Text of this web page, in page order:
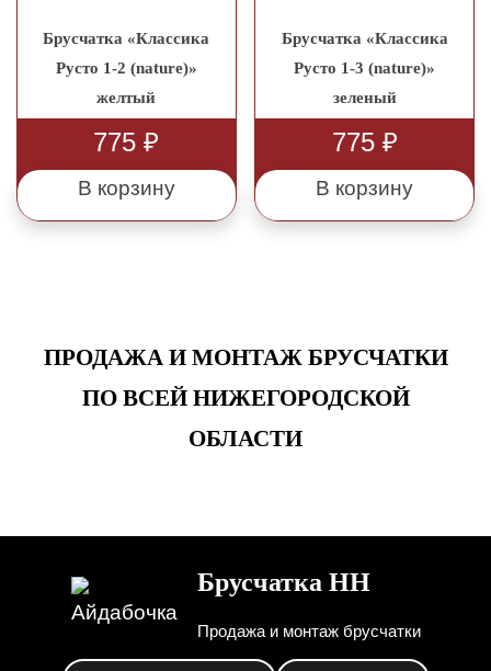
Брусчатка «Классика
Русто 1-2 (nature)»
желтый
775₽
В корзину
Брусчатка «Классика
Русто 1-3 (nature)»
зеленый
775 ₽
В корзину
ПРОДАЖА И МОНТАЖ БРУСЧАТКИ
ПО ВСЕЙ НИЖЕГОРОДСКОЙ
ОБЛАСТИ
Брусчатка НН
Продажа и монтаж брусчатки